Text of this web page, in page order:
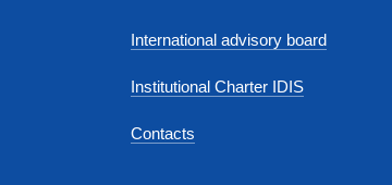
International advisory board
Institutional Charter IDIS
Contacts